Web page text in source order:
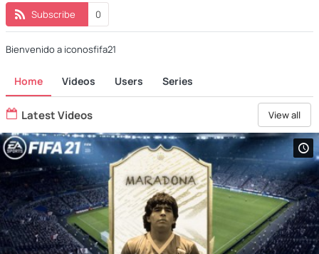
Subscribe 0
Bienvenido a iconosfifa21
Home Videos Users Series
Latest Videos View all